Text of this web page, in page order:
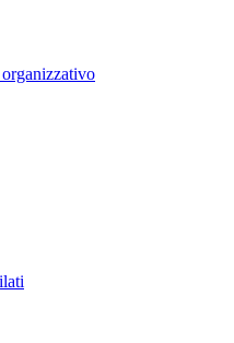
organizzativo